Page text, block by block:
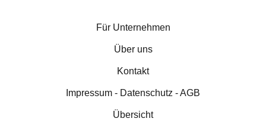
Für Unternehmen
Über uns
Kontakt
Impressum - Datenschutz - AGB
Übersicht